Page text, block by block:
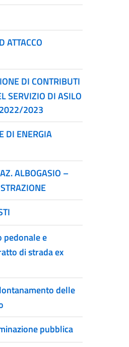
ATTACCO
DI CONTRIBUTI
SERVIZIO DI ASILO
2022/2023
DI ENERGIA
ALBOGASIO –
pedonale e
di strada ex
delle
pubblica